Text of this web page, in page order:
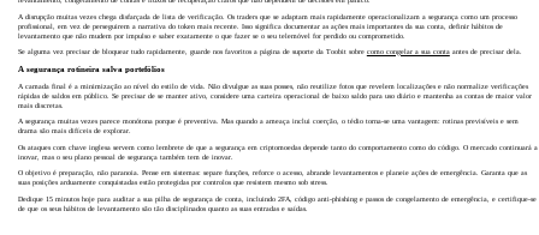
A disrupção muitas vezes chega disfarçada de lista de verificação. Os traders que se adaptam mais rapidamente operacionalizam a segurança como um processo
profissional, em vez de perseguirem a narrativa do token mais recente. Isso significa documentar as ações mais importantes da sua conta, definir hábitos de
levantamento que não mudem por impulso e saber exatamente o que fazer se o seu telemóvel for perdido ou comprometido.
Se alguma vez precisar de bloquear tudo rapidamente, guarde nos favoritos a página de suporte da Toobit sobre como congelar a sua contaantes de precisar dela.
A segurança rotineira salva portefólios
A camada final é a minimização ao nível do estilo de vida. Não divulgue as suas posses, não reutilize fotos que revelem localizações e não normalize verificações
rápidas de saldos em público. Se precisar de se manter ativo, considere uma carteira operacional de baixo saldo para uso diário e mantenha as contas de maior valor
mais discretas.
A segurança muitas vezes parece monótona porque é preventiva. Mas quando a ameaça inclui coerção, o tédio torna-se uma vantagem: rotinas previsíveis e sem
drama são mais difíceis de explorar.
Os ataques com chave inglesa servem como lembrete de que a segurança em criptomoedas depende tanto do comportamento como do código. O mercado continuará a
inovar, mas o seu plano pessoal de segurança também tem de inovar.
O objetivo é preparação, não paranoia. Pense em sistemas: separe funções, reforce o acesso, abrande levantamentos e planeie ações de emergência. Garanta que as
suas posições arduamente conquistadas estão protegidas por controlos que resistem mesmo sob stress.
Dedique 15 minutos hoje para auditar a sua pilha de segurança de conta, incluindo 2FA, código anti-phishing e passos de congelamento de emergência, e certifique-se
de que os seus hábitos de levantamento são tão disciplinados quanto as suas entradas e saídas.